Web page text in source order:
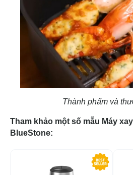
Thành phẩm và
Tham khảo một số mẫu Máy
BlueStone: